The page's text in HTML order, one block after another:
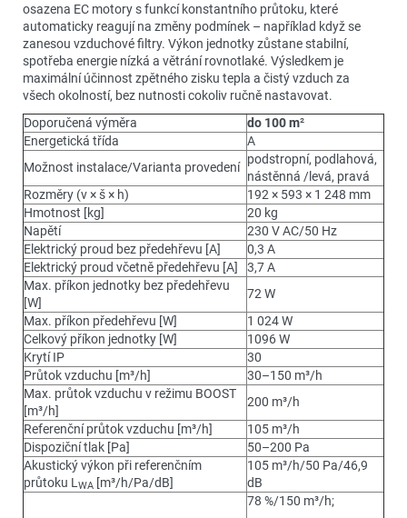
osazena EC motory s funkcí konstantního průtoku, které
automaticky reagují na změny podmínek – například když se
zanesou vzduchové filtry. Výkon jednotky zůstane stabilní,
spotřeba energie nízká a větrání rovnotlaké. Výsledkem je
maximální účinnost zpětného zisku tepla a čistý vzduch za
všech okolností, bez nutnosti cokoliv ručně nastavovat.
Doporučená výměra
do 100 m²
Energetická třída
A
Možnost instalace/Varianta provedení
podstropní, podlahová,
nástěnná /levá, pravá
Rozměry (v × š × h)
192 × 593 × 1 248 mm
Hmotnost [kg]
20 kg
Napětí
230 V AC/50 Hz
Elektrický proud bez předehřevu [A]
0,3 A
Elektrický proud včetně předehřevu [A]
3,7 A
Max. příkon jednotky bez předehřevu
[W]
72 W
Max. příkon předehřevu [W]
1 024 W
Celkový příkon jednotky [W]
1096 W
Krytí IP
30
Průtok vzduchu [m³/h]
30–150 m³/h
Max. průtok vzduchu v režimu BOOST
[m³/h]
200 m³/h
Referenční průtok vzduchu [m³/h]
105 m³/h
Dispoziční tlak [Pa]
50–200 Pa
Akustický výkon při referenčním
průtoku L WA [m³/h/Pa/dB]
105 m³/h/50 Pa/46,9
dB
78 %/150 m³/h;